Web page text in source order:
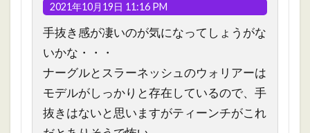
2021年10月19日 11:16 PM
手抜き感が凄いのが気になってしょうがな
いかな・・・
ナーグルとスラーネッシュのウォリアーは
モデルがしっかりと存在しているので、手
抜きはないと思いますがティーンチがこれ